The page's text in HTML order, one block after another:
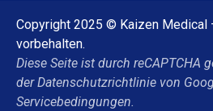
Copyright 2025 © Kaizen Medical
vorbehalten.
Diese Seite ist durch reCAPTCHA
der Datenschutzrichtlinie von
Servicebedingungen.